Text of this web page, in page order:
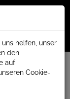
helfen, unser
den
auf
Cookie-